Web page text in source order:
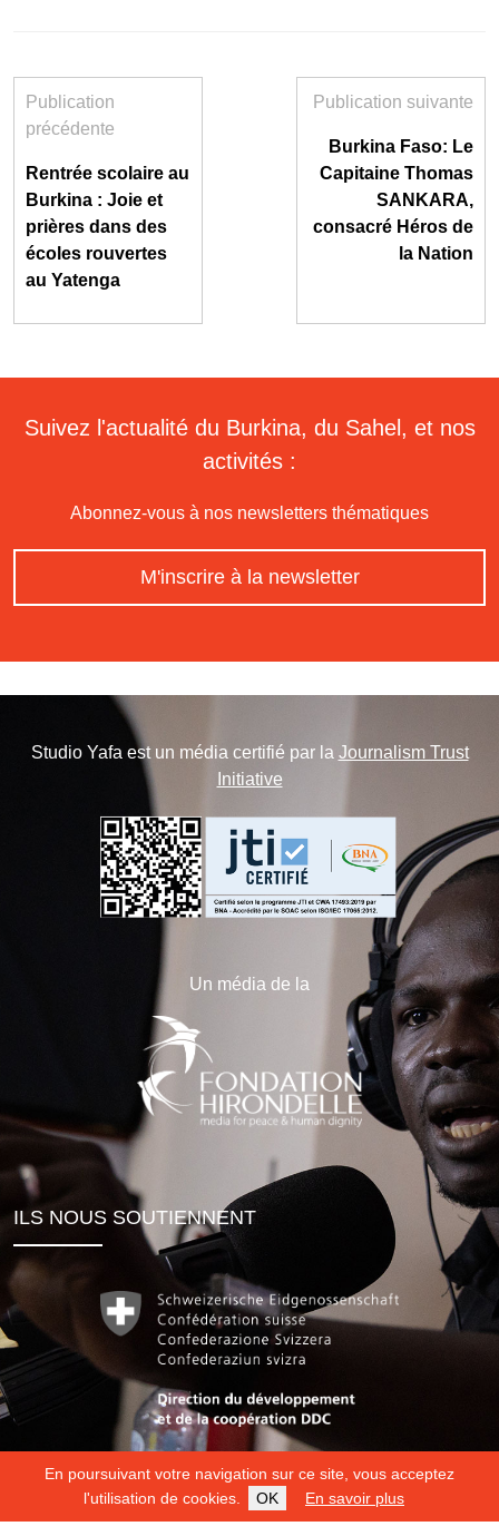
En poursuivant votre navigation sur ce site, vous acceptez
l'utilisation de cookies.
OK En savoir plus
Publication
précédente
Rentrée scolaire au
Burkina : Joie et
prières dans des
écoles rouvertes
au Yatenga
Publication suivante
Burkina Faso: Le
Capitaine Thomas
SANKARA,
consacré Héros de
la Nation
Suivez l'actualité du Burkina, du Sahel, et nos
activités :
Abonnez-vous à nos newsletters thématiques
M'inscrire à la newsletter
Studio Yafa est un média certifié par la Journalism Trust
Initiative
Un média de la
ILS NOUS SOUTIENNENT